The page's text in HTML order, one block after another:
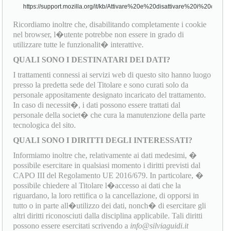
https://support.mozilla.org/it/kb/
Ricordiamo inoltre che, disabilitando completamente i cookie
nel browser, l�utente potrebbe non essere in grado di
utilizzare tutte le funzionalit� interattive.
QUALI SONO I DESTINATARI DEI DATI?
I trattamenti connessi ai servizi web di questo sito hanno luogo
presso la predetta sede del Titolare e sono curati solo da
personale appositamente designato incaricato del trattamento.
In caso di necessit�, i dati possono essere trattati dal
personale della societ� che cura la manutenzione della parte
tecnologica del sito.
QUALI SONO I DIRITTI DEGLI INTERESSATI?
Informiamo inoltre che, relativamente ai dati medesimi, �
possibile esercitare in qualsiasi momento i diritti previsti dal
CAPO III del Regolamento UE 2016/679. In particolare, �
possibile chiedere al Titolare l�accesso ai dati che la
riguardano, la loro rettifica o la cancellazione, di opporsi in
tutto o in parte all�utilizzo dei dati, nonch� di esercitare gli
altri diritti riconosciuti dalla disciplina applicabile. Tali diritti
possono essere esercitati scrivendo a info@silviaguidi.it